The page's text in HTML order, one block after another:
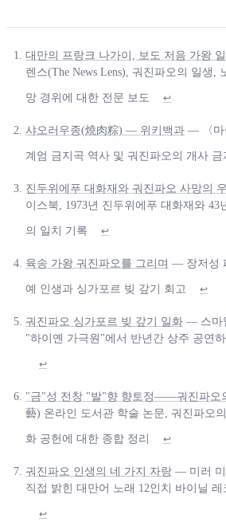
대만의 프랑크 나가이, 보도 저음 가왕
렌스(The News Lens), 궈진파오의 일생,
망 경위에 대한 전문 보도 ↩
샤오러우종(燒肉粽) — 위키백과 — 〈마
계엄 금지곡 역사 및 궈진파오의 개사
진두위에푸 대화재와 궈진파오 사망의
이스북, 1973년 진두위에푸 대화재와 43
의 일치 기록 ↩
육송 가왕 궈진파오를 그리며 — 장저성
예 인생과 싱가포르 빚 갚기 회고 ↩
궈진파오 싱가포르 빚 갚기 일화 — 스마
"하이옌 가극원"에서 반년간 상주 공연
↩
"금"성 전창 "발"향 향토정——궈진파오
藝) 온라인 도서관 학술 논문, 궈진파오
화 공헌에 대한 종합 정리 ↩
궈진파오 인생의 네 가지 자랑 — 미러 미
직접 밝힌 대만어 노래 12인치 바이닐 레
↩